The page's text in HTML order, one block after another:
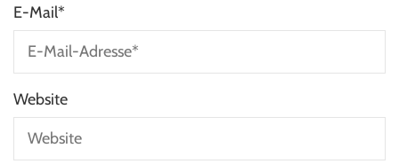
E-Mail*
Website